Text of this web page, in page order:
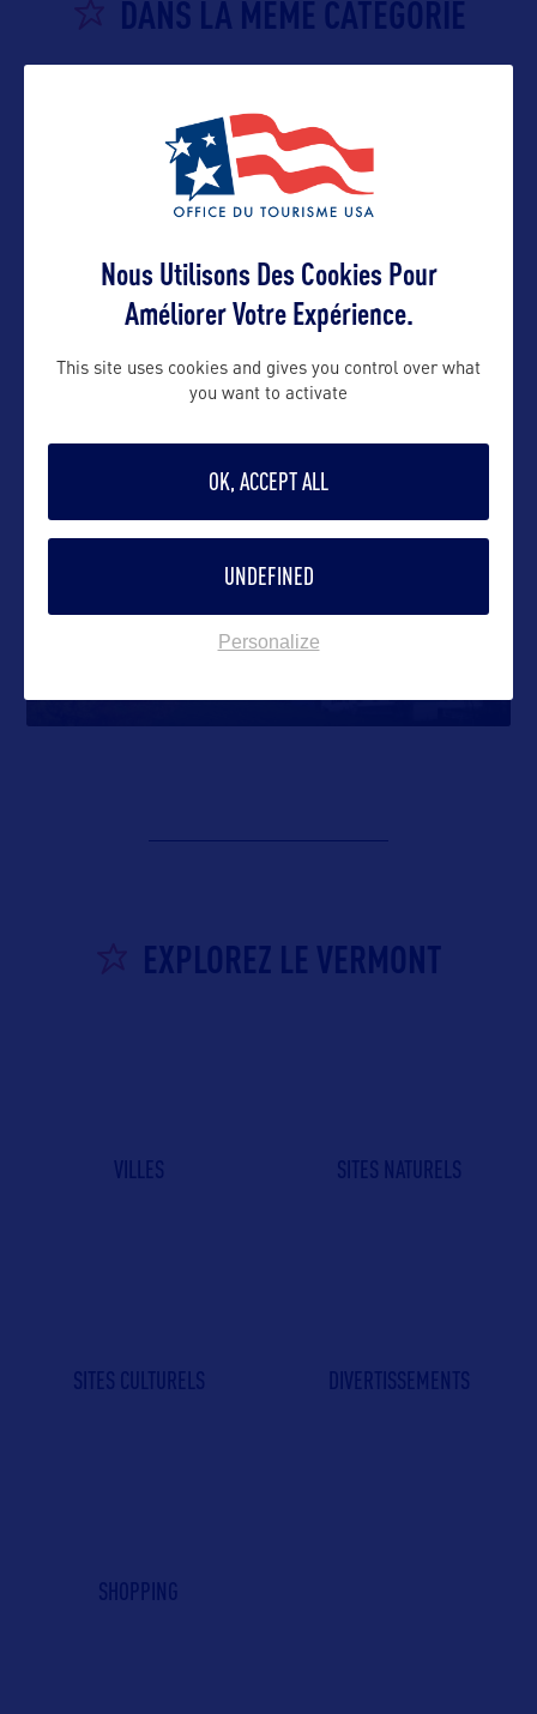
DANS LA MÊME CATEGORIE
Smugglers' Notch State Park
Situé dans le Vermont, au sein de Mt. Mansfield
Park-McCullough Historic House
EXPLOREZ LE VERMONT
VILLES SITES NATURELS
SITES CULTURELS DIVERTISSEMENTS
SHOPPING
Nous Utilisons Des Cookies Pour
Améliorer Votre Expérience.
This site uses cookies and gives you control over what
you want to activate
OK, ACCEPT ALL
UNDEFINED
Personalize